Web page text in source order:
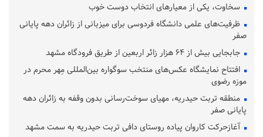
سخاوت، یکی از معیارهای انتخاب دوست خوب
ظرفیت‌های علمی دانشگاه فردوسی برای میزبانی از زائران دهه پایانی
صفر
جابجایی بیش از ۶۴ هزار زائر اربعین از طریق فرودگاه مشهد
افتتاح نمایشگاه عکس‌های منتخب سوگواره بین‌المللی مِهر محرم در
موزه رضوی
منطقه تربت حیدریه، مهیای سوخت‌رسانی بدون وقفه به زائران دهه
پایانی صفر
آغازحرکت کاروان پیاده روستای دافی تربت حیدریه به سمت مشهد